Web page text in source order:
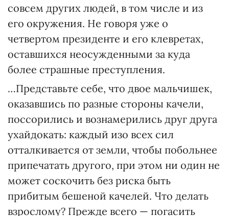
совсем других людей, в том числе и из
его окружения. Не говоря уже о
четвертом президенте и его клевретах,
оставшихся неосужденными за куда
более страшные преступления.
…Представьте себе, что двое мальчишек,
оказавшись по разные стороны качели,
поссорились и вознамерились друг друга
ухайдокать: каждый изо всех сил
отталкивается от земли, чтобы побольнее
припечатать другого, при этом ни один не
может соскочить без риска быть
прибитым бешеной качелей. Что делать
взрослому? Прежде всего — погасить